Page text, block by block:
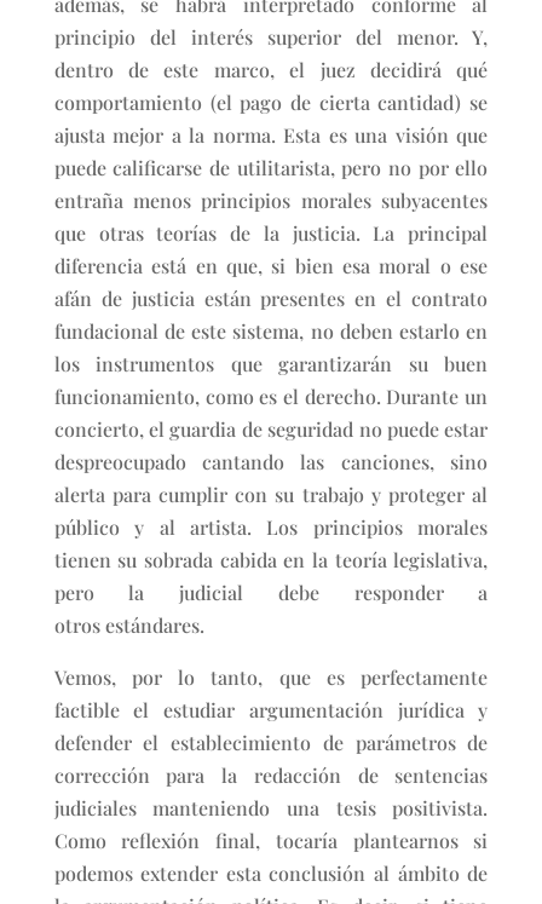
principio del interés superior del menor. Y,
dentro de este marco, el juez decidirá qué
comportamiento (el pago de cierta cantidad) se
ajusta mejor a la norma. Esta es una visión que
puede calificarse de utilitarista, pero no por ello
entraña menos principios morales subyacentes
que otras teorías de la justicia. La principal
diferencia está en que, si bien esa moral o ese
afán de justicia están presentes en el contrato
fundacional de este sistema, no deben estarlo en
los instrumentos que garantizarán su buen
funcionamiento, como es el derecho. Durante un
concierto, el guardia de seguridad no puede estar
despreocupado cantando las canciones, sino
alerta para cumplir con su trabajo y proteger al
público y al artista. Los principios morales
tienen su sobrada cabida en la teoría legislativa,
pero la judicial debe responder a
otros estándares.
Vemos, por lo tanto, que es perfectamente
factible el estudiar argumentación jurídica y
defender el establecimiento de parámetros de
corrección para la redacción de sentencias
judiciales manteniendo una tesis positivista.
Como reflexión final, tocaría plantearnos si
podemos extender esta conclusión al ámbito de